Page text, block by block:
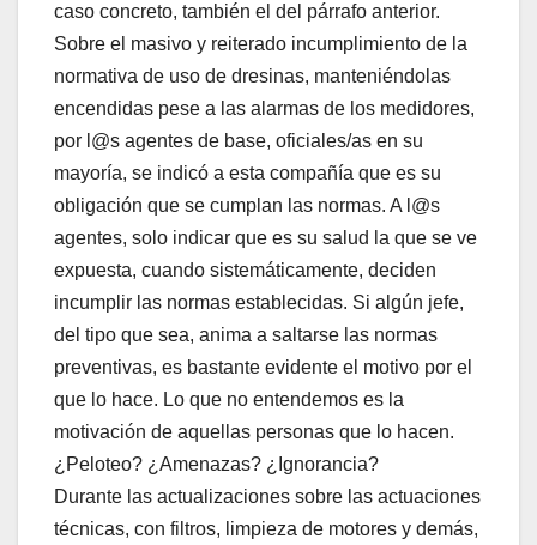
caso concreto, también el del párrafo anterior.
Sobre el masivo y reiterado incumplimiento de la
normativa de uso de dresinas, manteniéndolas
encendidas pese a las alarmas de los medidores,
por l@s agentes de base, oficiales/as en su
mayoría, se indicó a esta compañía que es su
obligación que se cumplan las normas. A l@s
agentes, solo indicar que es su salud la que se ve
expuesta, cuando sistemáticamente, deciden
incumplir las normas establecidas. Si algún jefe,
del tipo que sea, anima a saltarse las normas
preventivas, es bastante evidente el motivo por el
que lo hace. Lo que no entendemos es la
motivación de aquellas personas que lo hacen.
¿Peloteo? ¿Amenazas? ¿Ignorancia?
Durante las actualizaciones sobre las actuaciones
técnicas, con filtros, limpieza de motores y demás,